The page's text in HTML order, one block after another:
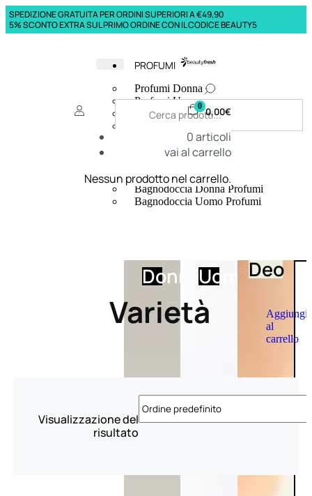
SPEDIZIONE GRATUITA PER ORDINI SUPERIORI A €49,90
5% SCONTO EXTRA SUL PRIMO ORDINE CON IL CODICE BEAUTY5
PROFUMI
Profumi Donna
Profumi Uomo
Deodoranti Donna
Corpo Donna
Corpo Uomo
Creme Mani
Bagnodoccia Donna Profumi
Bagnodoccia Uomo Profumi
DonnaUomoDeo
Aggiungi
al
carrello
0 0,00€
0articoli
vai al carrello
Nessun prodotto nel carrello.
Varietà
Visualizzazione del
risultato